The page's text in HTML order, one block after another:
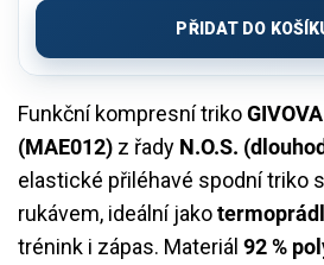
Funkční kompresní triko
(MAE012) z řady N.O.S.
elastické přiléhavé spodní triko
rukávem, ideální jako
trénink i zápas. Materiál 92 %
cena:
PŘIDAT DO